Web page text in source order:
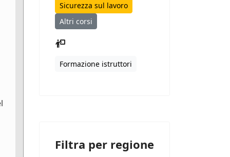
Sicurezza sul lavoro
Altri corsi
Formazione istruttori
Filtra per regione